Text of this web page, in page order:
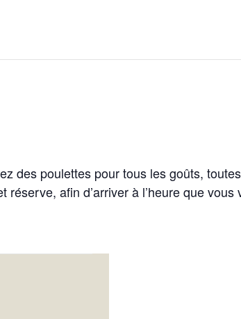
des poulettes pour tous les goûts,
afin d’arriver à l’heure que